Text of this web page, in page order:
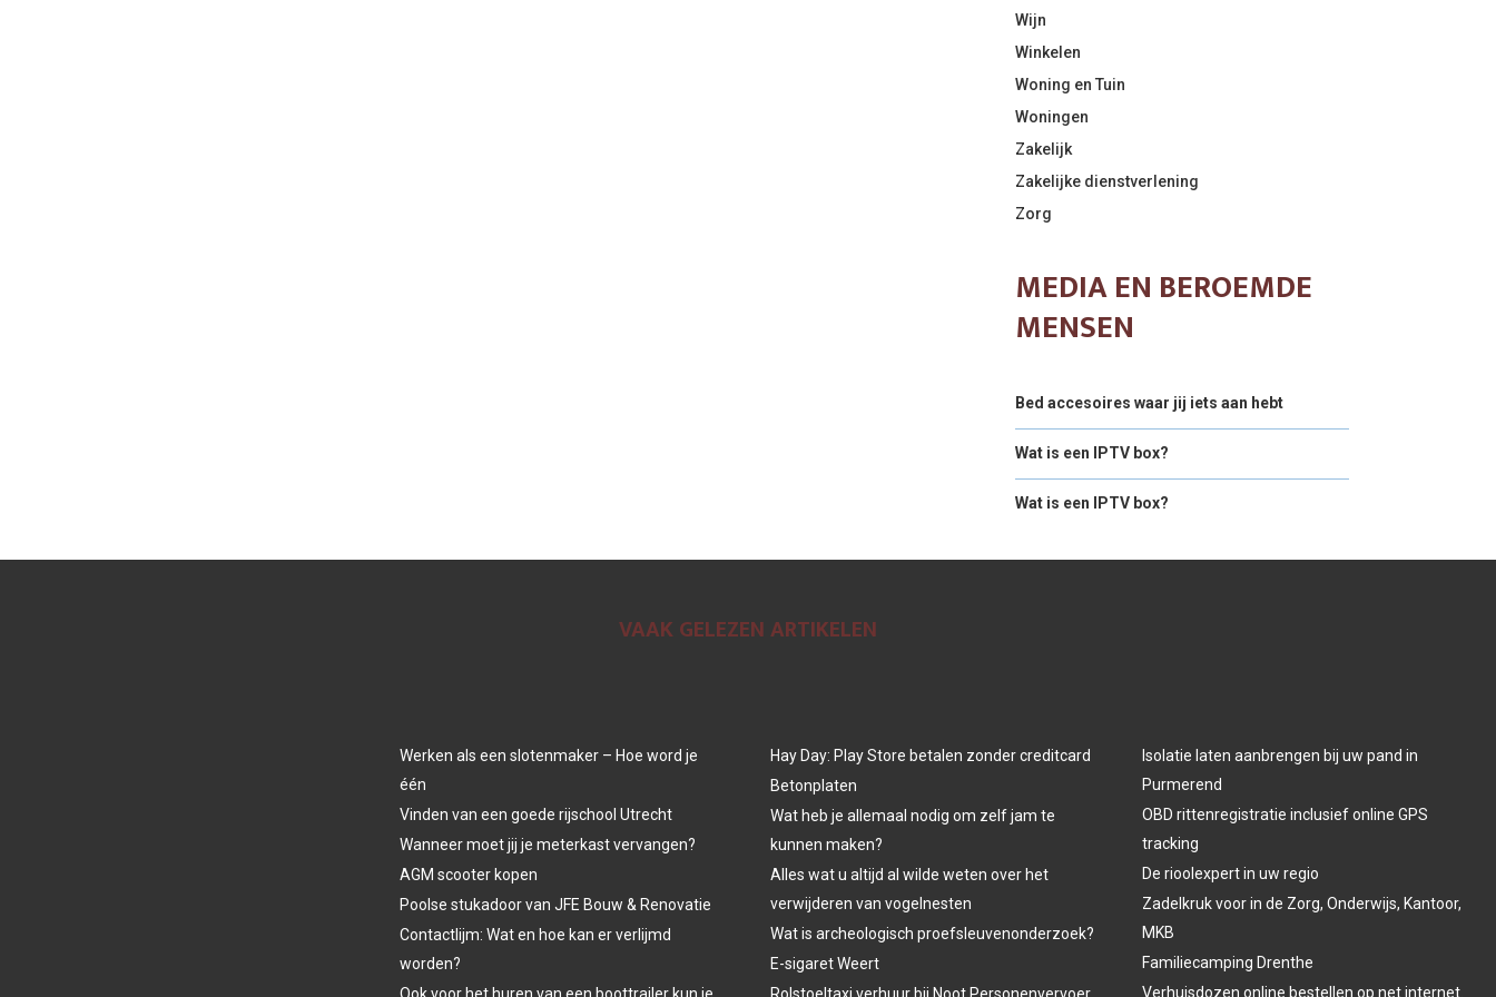
Wijn
Winkelen
Woning en Tuin
Woningen
Zakelijk
Zakelijke dienstverlening
Zorg
MEDIA EN BEROEMDE
MENSEN
Bed accesoires waar jij iets aan hebt
Wat is een IPTV box?
Wat is een IPTV box?
VAAK GELEZEN ARTIKELEN
Werken als een slotenmaker – Hoe word je
één
Vinden van een goede rijschool Utrecht
Wanneer moet jij je meterkast vervangen?
AGM scooter kopen
Poolse stukadoor van JFE Bouw & Renovatie
Contactlijm: Wat en hoe kan er verlijmd
worden?
Hay Day: Play Store betalen zonder creditcard
Betonplaten
Wat heb je allemaal nodig om zelf jam te
kunnen maken?
Alles wat u altijd al wilde weten over het
verwijderen van vogelnesten
Wat is archeologisch proefsleuvenonderzoek?
E-sigaret Weert
Isolatie laten aanbrengen bij uw pand in
Purmerend
OBD rittenregistratie inclusief online GPS
tracking
De rioolexpert in uw regio
Zadelkruk voor in de Zorg, Onderwijs, Kantoor,
MKB
Familiecamping Drenthe
Verhuisdozen online bestellen op net internet.